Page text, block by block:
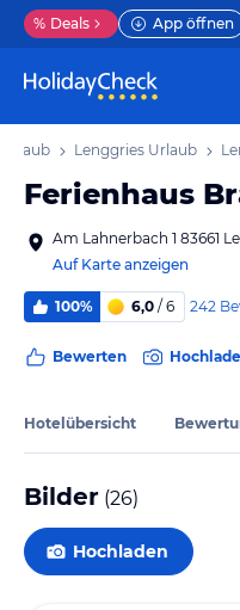
% Deals App öffnen
Lenggries Urlaub
Ferienhaus
Am Lahnerbach 1 83661
Auf Karte anzeigen
100% 6,0 / 6 242
Bewerten
Hotelübersicht
Bilder (26)
Hochladen